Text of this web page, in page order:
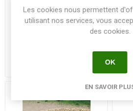
Bâche de PROTECTION
Les cookies nous permettent
utilisant nos services, vous
des cookies.
OK
EN SAVOIR